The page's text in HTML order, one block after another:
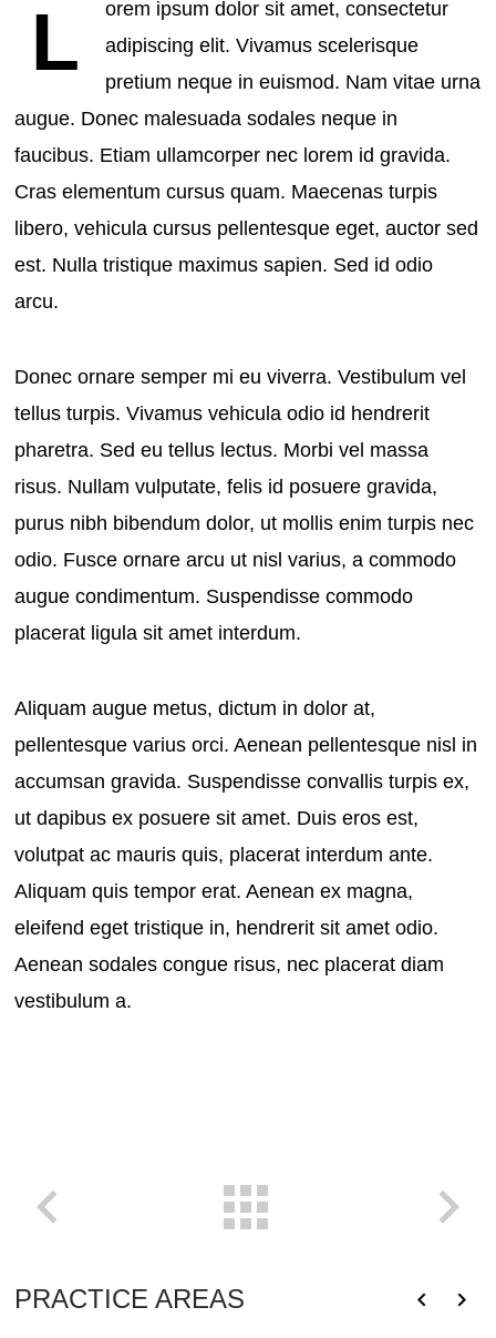
L
orem ipsum dolor sit amet, consectetur
adipiscing elit. Vivamus scelerisque
pretium neque in euismod. Nam vitae urna
augue. Donec malesuada sodales neque in
faucibus. Etiam ullamcorper nec lorem id gravida.
Cras elementum cursus quam. Maecenas turpis
libero, vehicula cursus pellentesque eget, auctor sed
est. Nulla tristique maximus sapien. Sed id odio
arcu.
Donec ornare semper mi eu viverra. Vestibulum vel
tellus turpis. Vivamus vehicula odio id hendrerit
pharetra. Sed eu tellus lectus. Morbi vel massa
risus. Nullam vulputate, felis id posuere gravida,
purus nibh bibendum dolor, ut mollis enim turpis nec
odio. Fusce ornare arcu ut nisl varius, a commodo
augue condimentum. Suspendisse commodo
placerat ligula sit amet interdum.
Aliquam augue metus, dictum in dolor at,
pellentesque varius orci. Aenean pellentesque nisl in
accumsan gravida. Suspendisse convallis turpis ex,
ut dapibus ex posuere sit amet. Duis eros est,
volutpat ac mauris quis, placerat interdum ante.
Aliquam quis tempor erat. Aenean ex magna,
eleifend eget tristique in, hendrerit sit amet odio.
Aenean sodales congue risus, nec placerat diam
vestibulum a.
PRACTICE AREAS